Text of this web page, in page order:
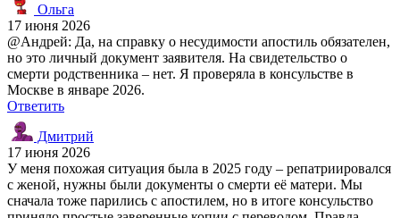
Ольга
17 июня 2026
@Андрей: Да, на справку о несудимости апостиль обязателен,
но это личный документ заявителя. На свидетельство о
смерти родственника – нет. Я проверяла в консульстве в
Москве в январе 2026.
Ответить
Дмитрий
17 июня 2026
У меня похожая ситуация была в 2025 году – репатриировался
с женой, нужны были документы о смерти её матери. Мы
сначала тоже парились с апостилем, но в итоге консульство